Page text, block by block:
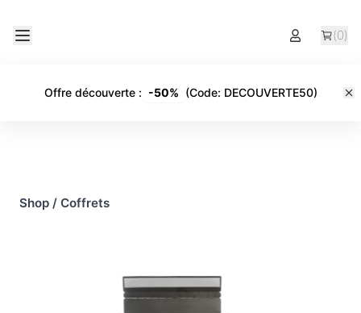
(0)
Offre découverte: -50% (Code: DECOUVERTE50)
Shop / Coffrets